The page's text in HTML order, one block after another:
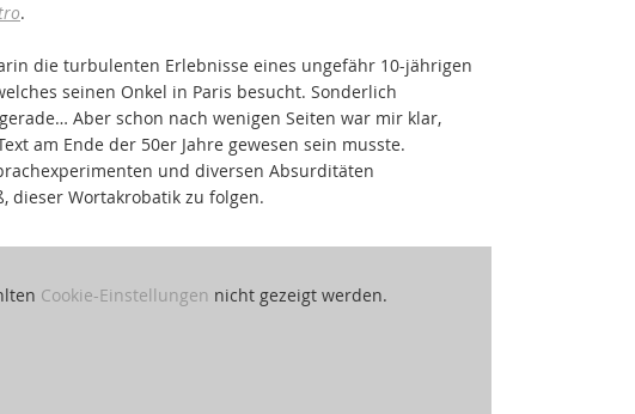
.
die turbulenten Erlebnisse eines ungefähr 10-jährigen
seinen Onkel in Paris besucht. Sonderlich
Aber schon nach wenigen Seiten war mir klar,
am Ende der 50er Jahre gewesen sein musste.
und diversen Absurditäten
dieser Wortakrobatik zu folgen.
Cookie-Einstellungen nicht gezeigt werden.